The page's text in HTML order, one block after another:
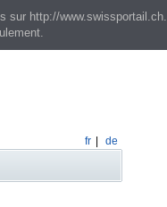
sur http://www.swissportail.ch.
fr de